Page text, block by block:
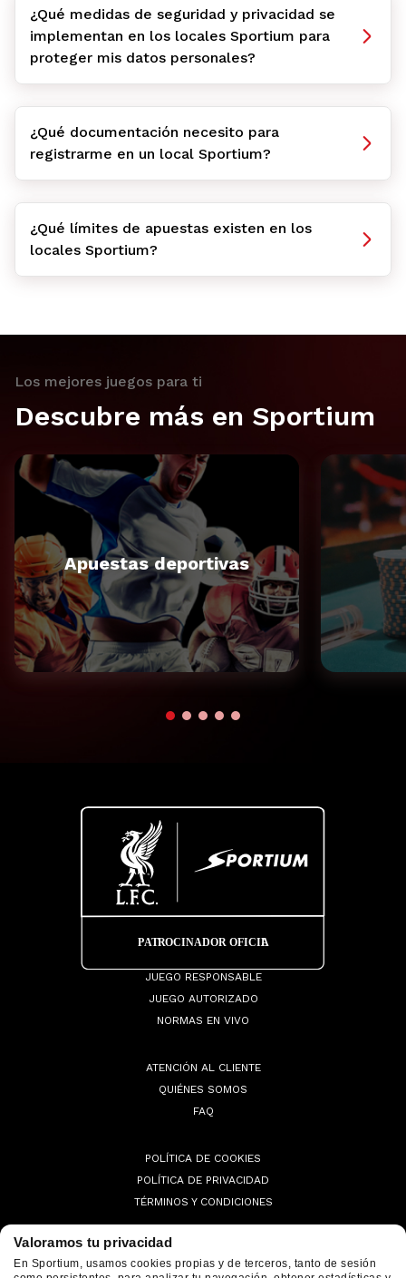
Valoramos tu privacidad
En Sportium, usamos cookies propias y de terceros, tanto de sesión
¿Qué medidas de seguridad y privacidad se
implementan en los locales Sportium para
proteger mis datos personales?
¿Qué documentación necesito para
registrarme en un local Sportium?
¿Qué límites de apuestas existen en los
locales Sportium?
Los mejores juegos para ti
Descubre más en Sportium
Apuestas deportivas
JUEGO RESPONSABLE
JUEGO AUTORIZADO
NORMAS EN VIVO
ATENCIÓN AL CLIENTE
QUIÉNES SOMOS
FAQ
POLÍTICA DE COOKIES
POLÍTICA DE PRIVACIDAD
TÉRMINOS Y CONDICIONES